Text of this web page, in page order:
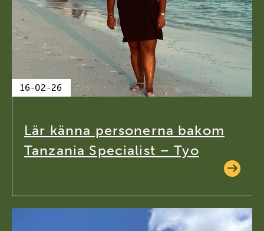
16-02-26
Lär känna personerna bakom
Tanzania Specialist – Tyo